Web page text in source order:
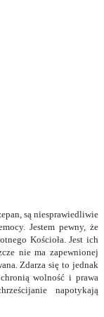
są niesprawiedliwie
Jestem pewny, że
Kościoła. Jest ich
nie ma zapewnionej
Zdarza się to jednak
wolność i prawa
napotykają